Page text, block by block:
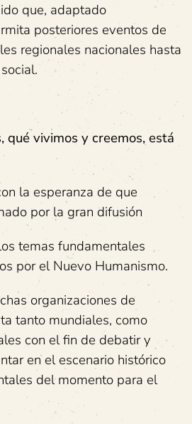
que, adaptado
posteriores eventos de
regionales nacionales hasta
qué vivimos y creemos, está
la esperanza de que
por la gran difusión
temas fundamentales
por el Nuevo Humanismo.
organizaciones de
tanto mundiales, como
con el fin de debatir y
en el escenario histórico
del momento para el